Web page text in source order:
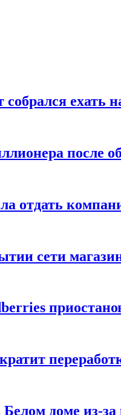
ехать
после
отдать
сети
доме из-